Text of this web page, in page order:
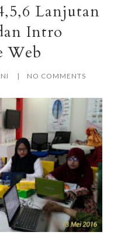
Lanjutan
Intro
Web
NO COMMENTS